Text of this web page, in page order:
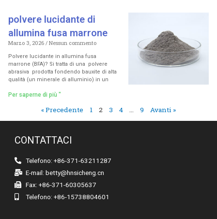
polvere lucidante di
allumina fusa marrone
Marzo 3, 2026 Nessun commento
Polvere lucidante in allumina fusa
marrone (BFA)? Si tratta di una polvere
abrasiva prodotta fondendo bauxite di alta
qualità (un minerale di alluminio) in un
Per saperne di più "
« Precedente 1 2 3 4 … 9 Avanti »
CONTATTACI
Telefono: +86-371-63211287
E-mail: betty@hnsicheng.cn
Fax: +86-371-60305637
Telefono: +86-15738804601